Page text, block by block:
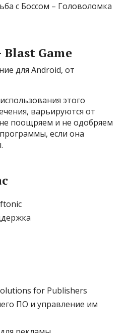
с Боссом – Головоломка
Game
для Android, от
этого
варьируются от
поощряем и не одобряем
если она
for Publishers
ПО и управление им